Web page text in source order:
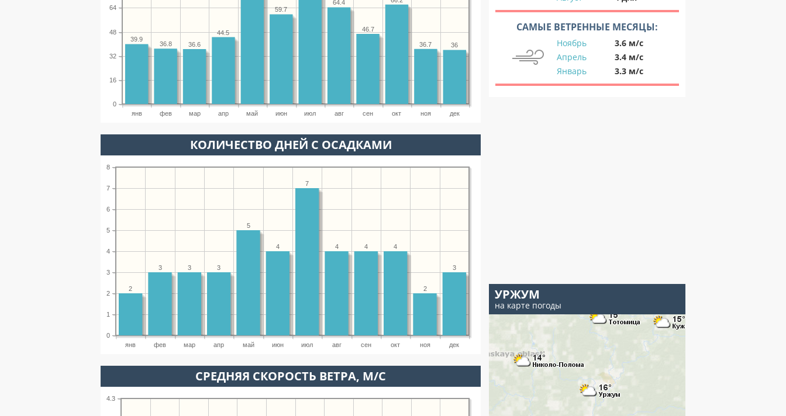
янв фев мар апр май июн июл авг сен окт ноя дек
0
16
32
48
64
36
36.7
46.7
64.4
59.7
44.5
36.6
36.8
39.9
КОЛИЧЕСТВО ДНЕЙ С ОСАДКАМИ
янв фев мар апр май июн июл авг сен окт ноя дек
0
1
2
3
4
5
6
7
8
3
2
4
4
4
7
4
5
3
3
3
2
СРЕДНЯЯ СКОРОСТЬ ВЕТРА, М/С
4.3
САМЫЕ ВЕТРЕННЫЕ МЕСЯЦЫ:
Ноябрь
3.6 м/с
Апрель
3.4 м/с
Январь
3.3 м/с
УРЖУМ
на карте погоды